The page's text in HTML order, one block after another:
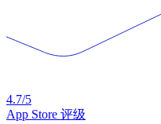
4.7/5
App Store 评级